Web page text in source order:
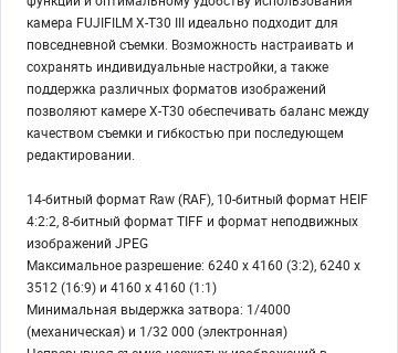
камера FUJIFILM X-T30 III идеально подходит для
повседневной съемки. Возможность настраивать и
сохранять индивидуальные настройки, а также
поддержка различных форматов изображений
позволяют камере X-T30 обеспечивать баланс между
качеством съемки и гибкостью при последующем
редактировании.
14-битный формат Raw (RAF), 10-битный формат HEIF
4:2:2, 8-битный формат TIFF и формат неподвижных
изображений JPEG
Максимальное разрешение: 6240 x 4160 (3:2), 6240 x
3512 (16:9) и 4160 x 4160 (1:1)
Минимальная выдержка затвора: 1/4000
(механическая) и 1/32 000 (электронная)